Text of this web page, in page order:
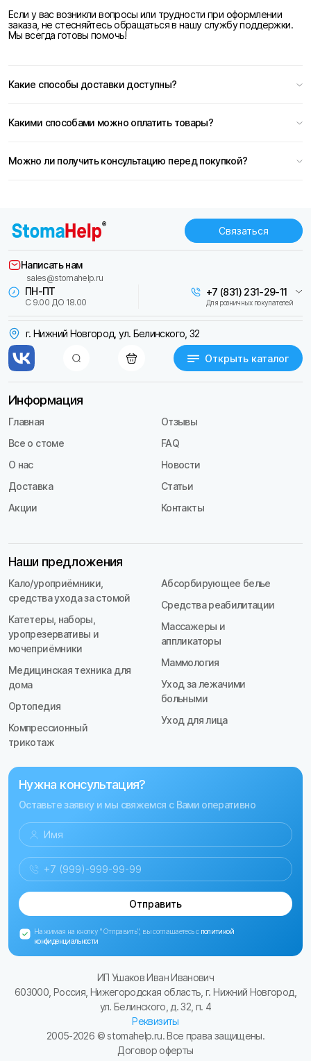
Если у вас возникли вопросы или трудности при оформлении
заказа, не стесняйтесь обращаться в нашу службу поддержки.
Мы всегда готовы помочь!
Какие способы доставки доступны?
Какими способами можно оплатить товары?
Можно ли получить консультацию перед покупкой?
Связаться
г. Нижний Новгород, ул. Белинского, 32
Открыть каталог
ПН-ПТ
С 9.00 ДО 18.00
+7 (831) 231-29-11
Для розничных покупателей
Написать нам
sales@stomahelp.ru
Информация
Главная
Все о стоме
О нас
Доставка
Акции
Отзывы
FAQ
Новости
Статьи
Контакты
Наши предложения
Кало/уроприёмники,
средства ухода за стомой
Катетеры, наборы,
уропрезервативы и
мочеприёмники
Медицинская техника для
дома
Ортопедия
Компрессионный
трикотаж
Абсорбирующее белье
Средства реабилитации
Массажеры и
аппликаторы
Маммология
Уход за лежачими
больными
Уход для лица
Нужна консультация?
Оставьте заявку и мы свяжемся с Вами оперативно
Отправить
Нажимая на кнопку "Отправить", вы соглашаетесь с политикой
конфиденциальности
ИП Ушаков Иван Иванович
603000, Россия, Нижегородская область, г. Нижний Новгород,
ул. Белинского, д. 32, п. 4
Реквизиты
2005-2026 © stomahelp.ru. Все права защищены.
Договор оферты